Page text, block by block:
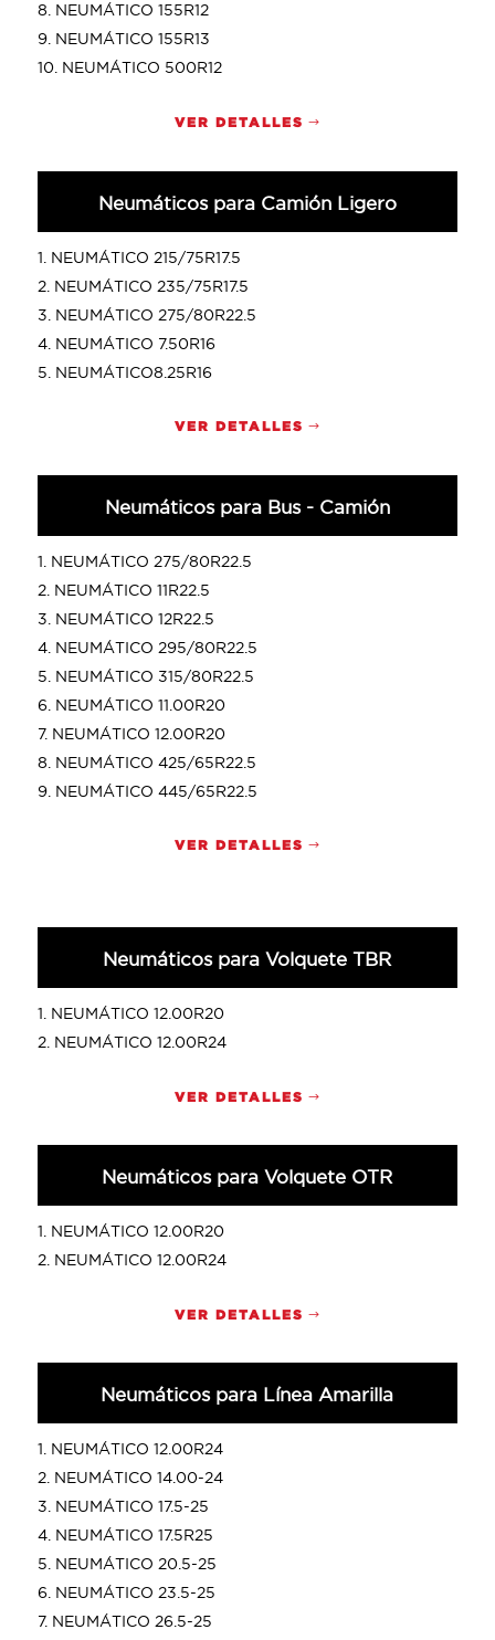
NEUMÁTICO 155R12
NEUMÁTICO 155R13
NEUMÁTICO 500R12
VER DETALLES
Neumáticos para Camión Ligero
NEUMÁTICO 215/75R17.5
NEUMÁTICO 235/75R17.5
NEUMÁTICO 275/80R22.5
NEUMÁTICO 7.50R16
NEUMÁTICO8.25R16
VER DETALLES
Neumáticos para Bus - Camión
NEUMÁTICO 275/80R22.5
NEUMÁTICO 11R22.5
NEUMÁTICO 12R22.5
NEUMÁTICO 295/80R22.5
NEUMÁTICO 315/80R22.5
NEUMÁTICO 11.00R20
NEUMÁTICO 12.00R20
NEUMÁTICO 425/65R22.5
NEUMÁTICO 445/65R22.5
VER DETALLES
Neumáticos para Volquete TBR
NEUMÁTICO 12.00R20
NEUMÁTICO 12.00R24
VER DETALLES
Neumáticos para Volquete OTR
NEUMÁTICO 12.00R20
NEUMÁTICO 12.00R24
VER DETALLES
Neumáticos para Línea Amarilla
NEUMÁTICO 12.00R24
NEUMÁTICO 14.00-24
NEUMÁTICO 17.5-25
NEUMÁTICO 17.5R25
NEUMÁTICO 20.5-25
NEUMÁTICO 23.5-25
NEUMÁTICO 26.5-25